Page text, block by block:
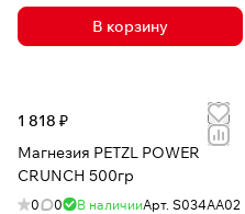
В корзину
1 818 ₽
Магнезия PETZL POWER
CRUNCH 500гр
0 0 В наличииАрт. S034AA02